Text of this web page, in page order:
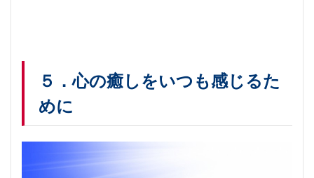
５．心の癒しをいつも感じるた
めに